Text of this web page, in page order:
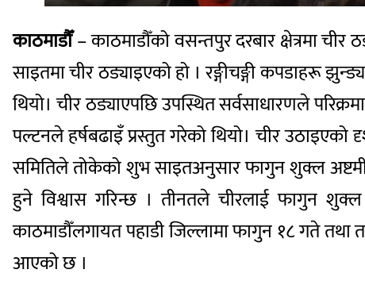
काठमाडौँ– काठमाडौँको वसन्तपुर दरबार क्षेत्रमा
साइतमा चीर ठड्याइएको हो । रङ्गीचङ्गी कपडाहरू
थियो। चीर ठड्याएपछि उपस्थित सर्वसाधारणले
पल्टनले हर्षबढाइँ प्रस्तुत गरेको थियो। चीर उठाइएको
समितिले तोकेको शुभ साइतअनुसार फागुन शुक्ल
हुने विश्वास गरिन्छ । तीनतले चीरलाई फागुन
काठमाडौँलगायत पहाडी जिल्लामा फागुन १८ गते
आएको छ ।